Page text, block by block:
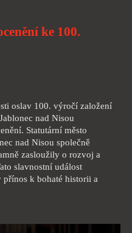
ke 100.
oslav 100. výročí založení
nad Nisou
Statutární město
nad Nisou společně
zasloužily o rozvoj a
slavnostní událost
k bohaté historii a